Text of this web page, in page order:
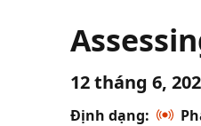
12 tháng 6,
Định dạng: